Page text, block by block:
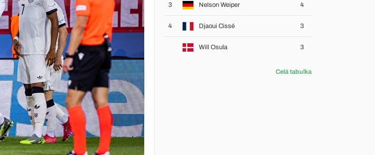
3 Nelson Weiper 4
4 Djaoui Cissé 3
Will Osula 3
Celá tabulka